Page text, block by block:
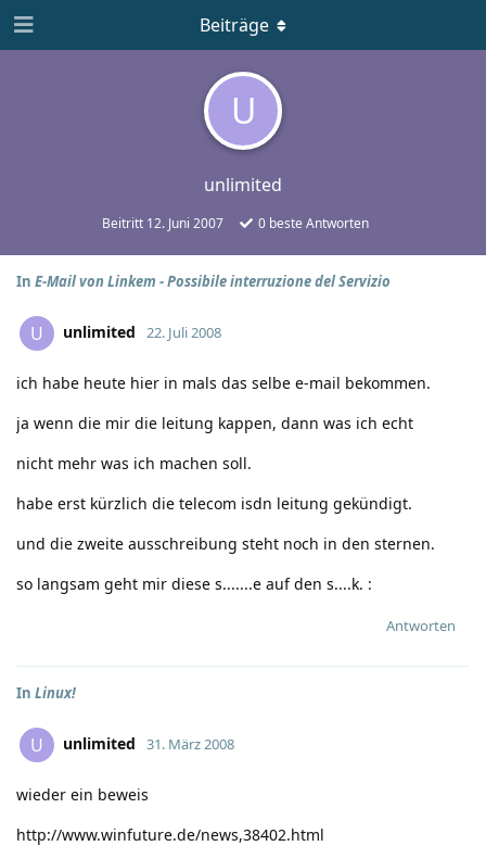
U
unlimited
Beitritt 12. Juni 2007 0beste Antworten
Beiträge
In E-Mail von Linkem - Possibile interruzione del Servizio
U unlimited 22. Juli 2008
ich habe heute hier in mals das selbe e-mail bekommen.
ja wenn die mir die leitung kappen, dann was ich echt
nicht mehr was ich machen soll.
habe erst kürzlich die telecom isdn leitung gekündigt.
und die zweite ausschreibung steht noch in den sternen.
so langsam geht mir diese s.......e auf den s....k. :
Antworten
In Linux!
U unlimited 31. März 2008
wieder ein beweis
http://www.winfuture.de/news,38402.html